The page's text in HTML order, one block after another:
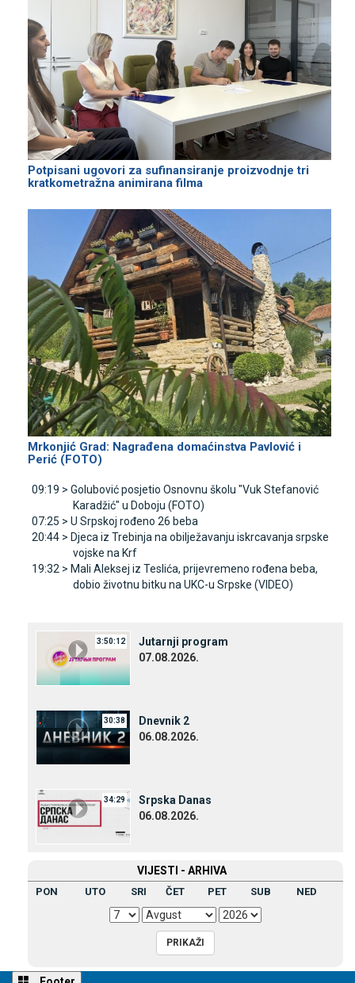
Potpisani ugovori za sufinansiranje proizvodnje tri
kratkometražna animirana filma
Mrkonjić Grad: Nagrađena domaćinstva Pavlović i
Perić (FOTO)
09:19 > Golubović posjetio Osnovnu školu "Vuk Stefanović
Karadžić" u Doboju (FOTO)
07:25 > U Srpskoj rođeno 26 beba
20:44 > Djeca iz Trebinja na obilježavanju iskrcavanja srpske
vojske na Krf
19:32 > Mali Aleksej iz Teslića, prijevremeno rođena beba,
dobio životnu bitku na UKC-u Srpske (VIDEO)
3:50:12
Јutarnji program
07.08.2026.
30:38
Dnevnik 2
06.08.2026.
34:29
Srpska Danas
06.08.2026.
VIЈESTI - ARHIVA
PON UTO SRI ČET PET SUB NED